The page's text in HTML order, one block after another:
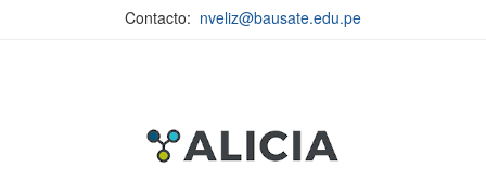
Contacto: nveliz@bausate.edu.pe